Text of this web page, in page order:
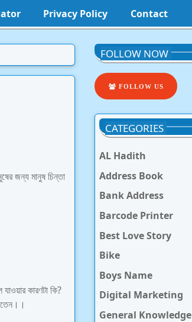
Privacy Policy Contact
জন্য মানুষ চিন্তা
কারণটা কি?
FOLLOW NOW
FOLLOW US
CATEGORIES
AL Hadith
Address Book
Bank Address
Barcode Printer
Best Love Story
Bike
Boys Name
Digital Marketing
General Knowledge